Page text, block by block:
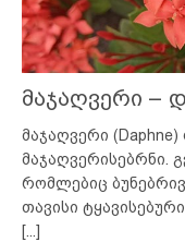
მაჯაღვერი –
მაჯაღვერი (Daphne)
მაჯაღვერისებრნი.
რომლებიც
თავისი
[...]